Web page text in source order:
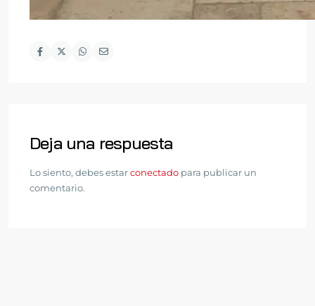
Deja una respuesta
Lo siento, debes estarconectado para publicar un
comentario.